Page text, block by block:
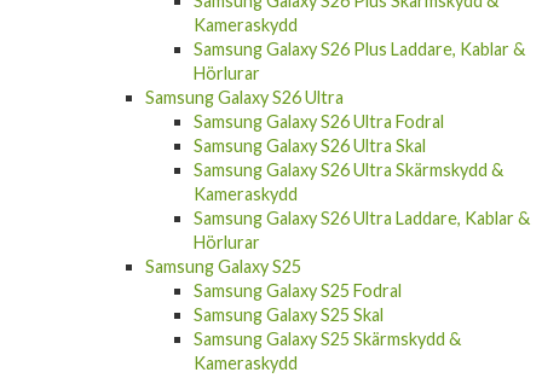
Kameraskydd
Samsung Galaxy S26 Plus Laddare, Kablar &
Hörlurar
Samsung Galaxy S26 Ultra
Samsung Galaxy S26 Ultra Fodral
Samsung Galaxy S26 Ultra Skal
Samsung Galaxy S26 Ultra Skärmskydd &
Kameraskydd
Samsung Galaxy S26 Ultra Laddare, Kablar &
Hörlurar
Samsung Galaxy S25
Samsung Galaxy S25 Fodral
Samsung Galaxy S25 Skal
Samsung Galaxy S25 Skärmskydd &
Kameraskydd